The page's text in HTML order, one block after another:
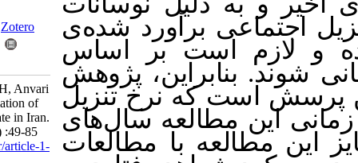
برآورد شده‌ی
است بر اساس
پژوهش
که نرخ تنزیل
مطالعه سال‌های
مطالعه با مطالعات
Send citation to:
Mendeley
Zotero
Montazer-Hojat A H, Anvari
I, Farshin N. Estimation of
Social Discount Rate in Iran.
qjfep 2024; 12 (46) :49-85
URL:http://qjfep.ir/article-1-